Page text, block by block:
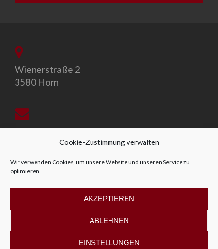
Cookie-Zustimmung verwalten
Wir verwenden Cookies, um unsere Website und unseren Service zu
optimieren.
AKZEPTIEREN
ABLEHNEN
EINSTELLUNGEN
Wienerstraße 2
3580 Horn
office@allegro-vivo.at